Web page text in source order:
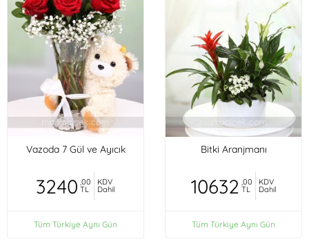
Vazoda 7 Gül ve Ayıcık
3240 ,00
TL
KDV
Dahil
Tüm Türkiye Aynı Gün
Bitki Aranjmanı
10632 ,00
TL
KDV
Dahil
Tüm Türkiye Aynı Gün